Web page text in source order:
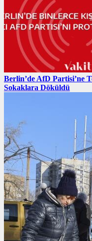
Berlin’de AfD Partisi’ne
Sokaklara Döküldü